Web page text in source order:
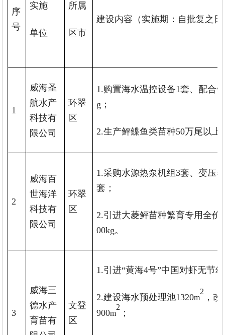
序
号
实施
单位
所属
区市
建设内容（实施期：自批复之
1
威海圣
航水产
科技有
限公司
环翠
区
1.购置海水温控设备1套、配合
g；
2.生产鲆鲽鱼类苗种50万尾以上
2
威海百
世海洋
科技有
限公司
环翠
区
1.采购水源热泵机组3套、变压
套；
2.引进大菱鲆苗种繁育专用全价
00kg。
3
威海三
德水产
育苗有
文登
区
1.引进“黄海4号”中国对虾无节
2.建设海水预处理池1320m
2
，
900m
2
；